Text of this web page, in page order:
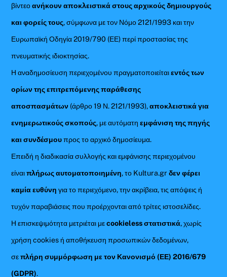
βίντεοανήκουν αποκλειστικά στους αρχικούς δημιουργούς
και φορείς τους, σύμφωνα με τον Νόμο 2121/1993 και την
Ευρωπαϊκή Οδηγία 2019/790 (ΕΕ) περί προστασίας της
πνευματικής ιδιοκτησίας.
Η αναδημοσίευση περιεχομένου πραγματοποιείταιεντός των
ορίων της επιτρεπόμενης παράθεσης
αποσπασμάτων (άρθρο 19 Ν. 2121/1993),αποκλειστικά για
ενημερωτικούς σκοπούς, με αυτόματηεμφάνιση της πηγής
και συνδέσμουπρος το αρχικό δημοσίευμα.
Επειδή η διαδικασία συλλογής και εμφάνισης περιεχομένου
είναιπλήρως αυτοματοποιημένη, το Kultura.grδεν φέρει
καμία ευθύνη για το περιεχόμενο, την ακρίβεια, τις απόψεις ή
τυχόν παραβιάσεις που προέρχονται από τρίτες ιστοσελίδες.
Η επισκεψιμότητα μετριέται μεcookieless στατιστικά, χωρίς
χρήση cookies ή αποθήκευση προσωπικών δεδομένων,
σεπλήρη συμμόρφωση με τον Κανονισμό (ΕΕ) 2016/679
(GDPR).